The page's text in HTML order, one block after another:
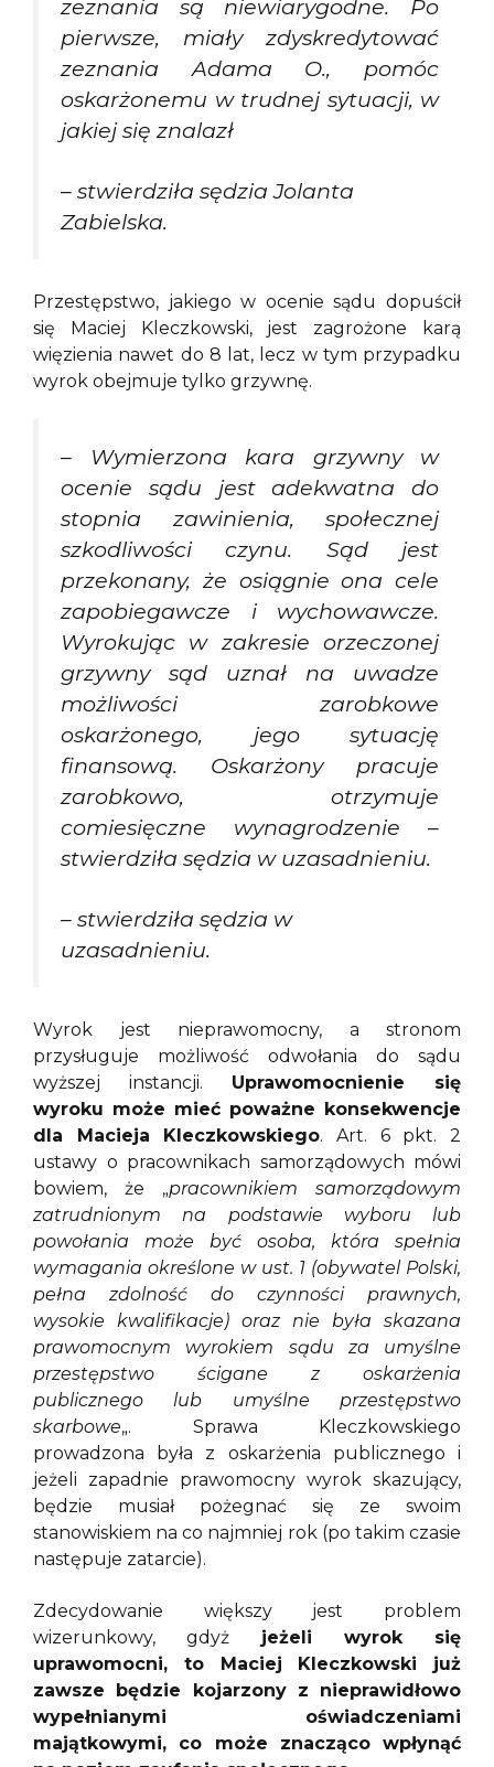
zeznania są niewiarygodne. Po
pierwsze, miały zdyskredytować
zeznania Adama O., pomóc
oskarżonemu w trudnej sytuacji, w
jakiej się znalazł
– stwierdziła sędzia Jolanta
Zabielska.
Przestępstwo, jakiego w ocenie sądu dopuścił
się Maciej Kleczkowski, jest zagrożone karą
więzienia nawet do 8 lat, lecz w tym przypadku
wyrok obejmuje tylko grzywnę.
–
Wymierzona kara grzywny w
ocenie sądu jest adekwatna do
stopnia zawinienia, społecznej
szkodliwości czynu. Sąd jest
przekonany, że osiągnie ona cele
zapobiegawcze i wychowawcze.
Wyrokując w zakresie orzeczonej
grzywny sąd uznał na uwadze
możliwości zarobkowe
oskarżonego, jego sytuację
finansową. Oskarżony pracuje
zarobkowo, otrzymuje
comiesięczne wynagrodzenie –
stwierdziła sędzia w uzasadnieniu.
– stwierdziła sędzia w
uzasadnieniu.
Wyrok jest nieprawomocny, a stronom
przysługuje możliwość odwołania do sądu
wyższej instancji. Uprawomocnienie się
wyroku może mieć poważne konsekwencje
dla Macieja Kleczkowskiego. Art. 6 pkt. 2
ustawy o pracownikach samorządowych mówi
bowiem, że „pracownikiem samorządowym
zatrudnionym na podstawie wyboru lub
powołania może być osoba, która spełnia
wymagania określone w ust. 1 (obywatel Polski,
pełna zdolność do czynności prawnych,
wysokie kwalifikacje) oraz nie była skazana
prawomocnym wyrokiem sądu za umyślne
przestępstwo ścigane z oskarżenia
publicznego lub umyślne przestępstwo
skarbowe„. Sprawa Kleczkowskiego
prowadzona była z oskarżenia publicznego i
jeżeli zapadnie prawomocny wyrok skazujący,
będzie musiał pożegnać się ze swoim
stanowiskiem na co najmniej rok (po takim czasie
następuje zatarcie).
Zdecydowanie większy jest problem
wizerunkowy, gdyż jeżeli wyrok się
uprawomocni, to Maciej Kleczkowski już
zawsze będzie kojarzony z nieprawidłowo
wypełnianymi oświadczeniami
majątkowymi, co może znacząco wpłynąć